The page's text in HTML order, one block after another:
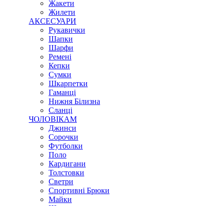
Жакети
Жилети
АКСЕСУАРИ
Рукавички
Шапки
Шарфи
Ремені
Кепки
Сумки
Шкарпетки
Гаманці
Нижня Білизна
Сланці
ЧОЛОВІКАМ
Джинси
Сорочки
Футболки
Поло
Кардигани
Толстовки
Светри
Спортивні Брюки
Майки